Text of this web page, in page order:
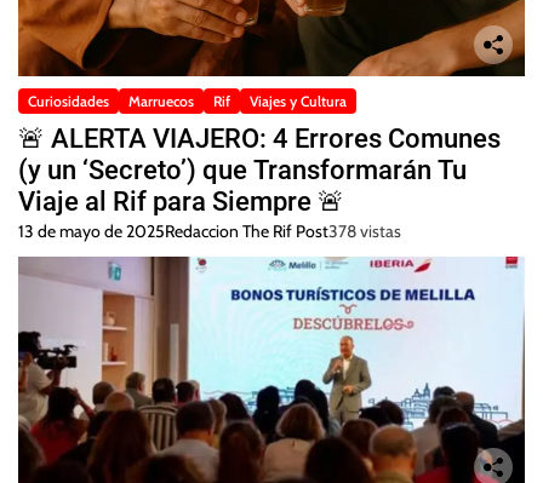
Curiosidades Marruecos Rif Viajes y Cultura
🚨 ALERTA VIAJERO: 4 Errores Comunes
(y un ‘Secreto’) que Transformarán Tu
Viaje al Rif para Siempre 🚨
13 de mayo de 2025Redaccion The Rif Post378 vistas